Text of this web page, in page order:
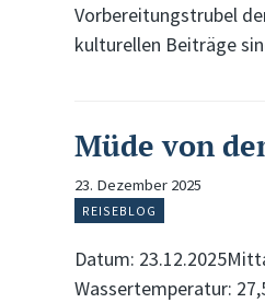
Vorbereitungstrubel
kulturellen Beiträge
Müde von
23. Dezember 2025
REISEBLOG
Datum:
Wassertemperatur: